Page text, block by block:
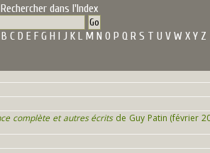
Rechercher dans l'Index
B C D E F G H I J K L M N O P Q R S T U V W X Y Z